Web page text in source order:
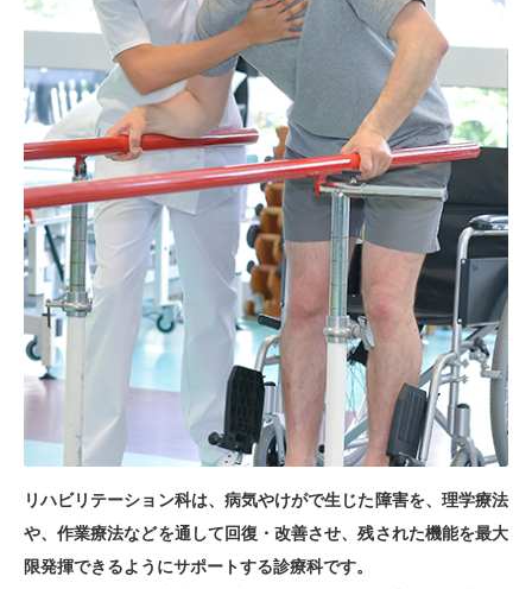
リハビリテーション科は、病気やけがで生じた障害を、理学療法
や、作業療法などを通して回復・改善させ、残された機能を最大
限発揮できるようにサポートする診療科です。